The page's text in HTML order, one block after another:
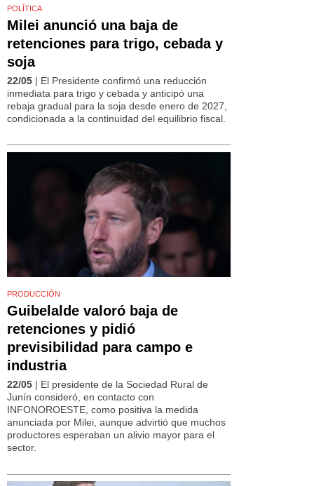
POLÍTICA
Milei anunció una baja de
retenciones para trigo, cebada y
soja
22/05 | El Presidente confirmó una reducción
inmediata para trigo y cebada y anticipó una
rebaja gradual para la soja desde enero de 2027,
condicionada a la continuidad del equilibrio fiscal.
PRODUCCIÓN
Guibelalde valoró baja de
retenciones y pidió
previsibilidad para campo e
industria
22/05 | El presidente de la Sociedad Rural de
Junín consideró, en contacto con
INFONOROESTE, como positiva la medida
anunciada por Milei, aunque advirtió que muchos
productores esperaban un alivio mayor para el
sector.